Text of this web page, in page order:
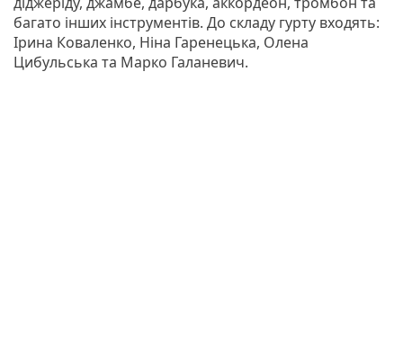
багато інших інструментів. До складу гурту входять:
Ірина Коваленко, Ніна Гаренецька, Олена
Цибульська та Марко Галаневич.